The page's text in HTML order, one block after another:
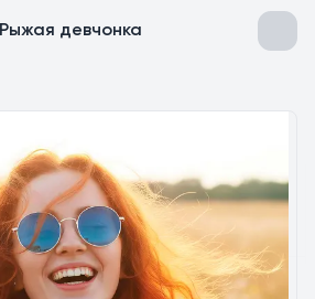
Рыжая девчонка